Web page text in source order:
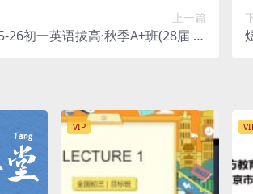
上一篇
26初一英语拔高·秋季A+班(28届 含
VIP